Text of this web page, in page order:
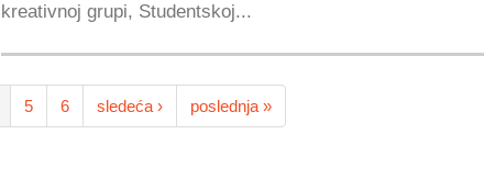
kreativnoj grupi, Studentskoj...
5 6 sledeća › poslednja »